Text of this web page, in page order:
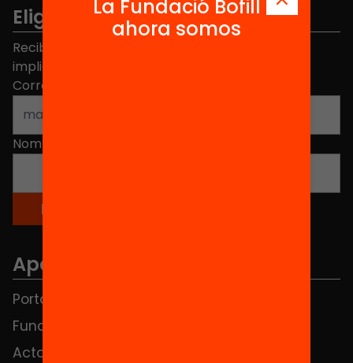
Elige equidad
Recibe contenidos, iniciativas y proyectos para
implicarte.
Correo electrónico
Nombre
Apartados
Portada
Fundación
Actos
La Fundació Bofill
ahora somos